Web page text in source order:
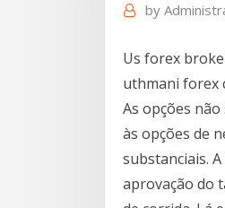
by
Us forex
uthmani forex
As opções
às opções de
substanciais.
aprovação do